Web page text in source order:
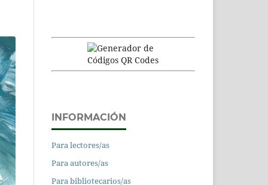
INFORMACIÓN
Para lectores/as
Para autores/as
Para bibliotecarios/as